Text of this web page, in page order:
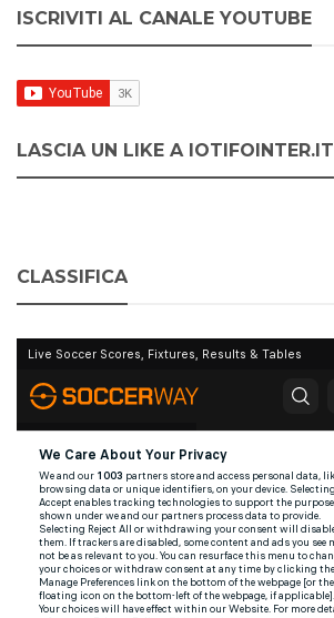
ISCRIVITI AL CANALE YOUTUBE
LASCIA UN LIKE A IOTIFOINTER.IT
CLASSIFICA